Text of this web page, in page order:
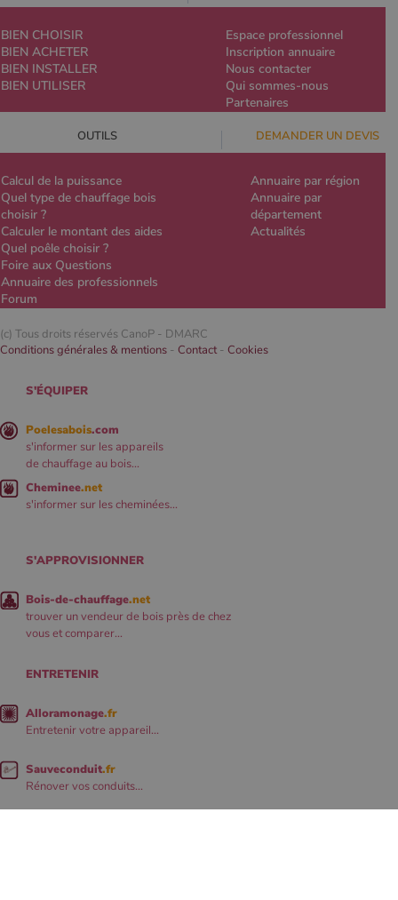
BIEN CHOISIR
BIEN ACHETER
BIEN INSTALLER
BIEN UTILISER
Espace professionnel
Inscription annuaire
Nous contacter
Qui sommes-nous
Partenaires
OUTILS DEMANDER UN DEVIS
Calcul de la puissance
Quel type de chauffage bois
choisir ?
Calculer le montant des aides
Quel poêle choisir ?
Foire aux Questions
Annuaire des professionnels
Forum
Annuaire par région
Annuaire par
département
Actualités
(c) Tous droits réservés CanoP - DMARC
Conditions générales & mentions - Contact- Cookies
S'ÉQUIPER
Poelesabois.com
s'informer sur les appareils
de chauffage au bois...
Cheminee.net
s'informer sur les cheminées...
S'APPROVISIONNER
Bois-de-chauffage.net
trouver un vendeur de bois près de chez
vous et comparer...
ENTRETENIR
Alloramonage.fr
Entretenir votre appareil...
Sauveconduit.fr
Rénover vos conduits...